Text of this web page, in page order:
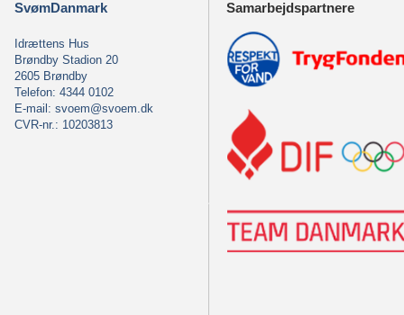
SvømDanmark
Idrættens Hus
Brøndby Stadion 20
2605 Brøndby
Telefon: 4344 0102
E-mail: svoem@svoem.dk
CVR-nr.: 10203813
Samarbejdspartnere